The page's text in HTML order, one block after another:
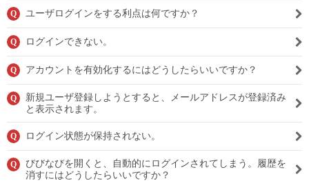
Q ユーザログインをする利点は何ですか？
Q ログインできない。
Q アカウントを有効化するにはどうしたらいいですか？
Q
新規ユーザ登録しようとすると、メールアドレスが登録済み
と表示されます。
Q ログイン状態が保持されない。
Q
びびなびを開くと、自動的にログインされてしまう。履歴を
消すにはどうしたらいいですか？